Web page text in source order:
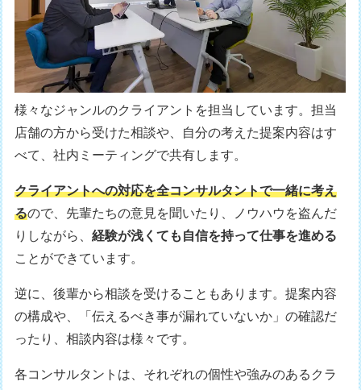
様々なジャンルのクライアントを担当しています。担当
店舗の方から受けた相談や、自分の考えた提案内容はす
べて、社内ミーティングで共有します。
クライアントへの対応を全コンサルタントで一緒に考え
るので、先輩たちの意見を聞いたり、ノウハウを盗んだ
りしながら、経験が浅くても自信を持って仕事を進める
ことができています。
逆に、後輩から相談を受けることもあります。提案内容
の構成や、「伝えるべき事が漏れていないか」の確認だ
ったり、相談内容は様々です。
各コンサルタントは、それぞれの個性や強みのあるクラ